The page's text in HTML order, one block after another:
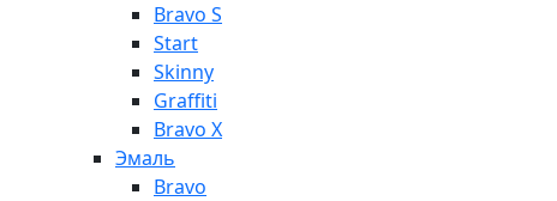
Bravo S
Start
Skinny
Graffiti
Bravo X
Эмаль
Bravo